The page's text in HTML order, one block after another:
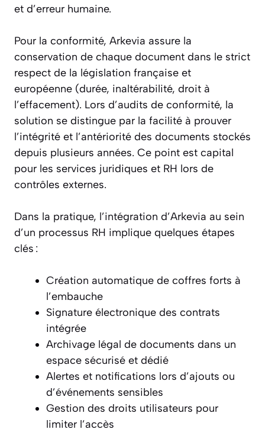
et d’erreur humaine.
Pour la conformité, Arkevia assure la
conservation de chaque document dans le strict
respect de la législation française et
européenne (durée, inaltérabilité, droit à
l’effacement). Lors d’audits de conformité, la
solution se distingue par la facilité à prouver
l’intégrité et l’antériorité des documents stockés
depuis plusieurs années. Ce point est capital
pour les services juridiques et RH lors de
contrôles externes.
Dans la pratique, l’intégration d’Arkevia au sein
d’un processus RH implique quelques étapes
clés :
Création automatique de coffres forts à
l’embauche
Signature électronique des contrats
intégrée
Archivage légal de documents dans un
espace sécurisé et dédié
Alertes et notifications lors d’ajouts ou
d’événements sensibles
Gestion des droits utilisateurs pour
limiter l’accès